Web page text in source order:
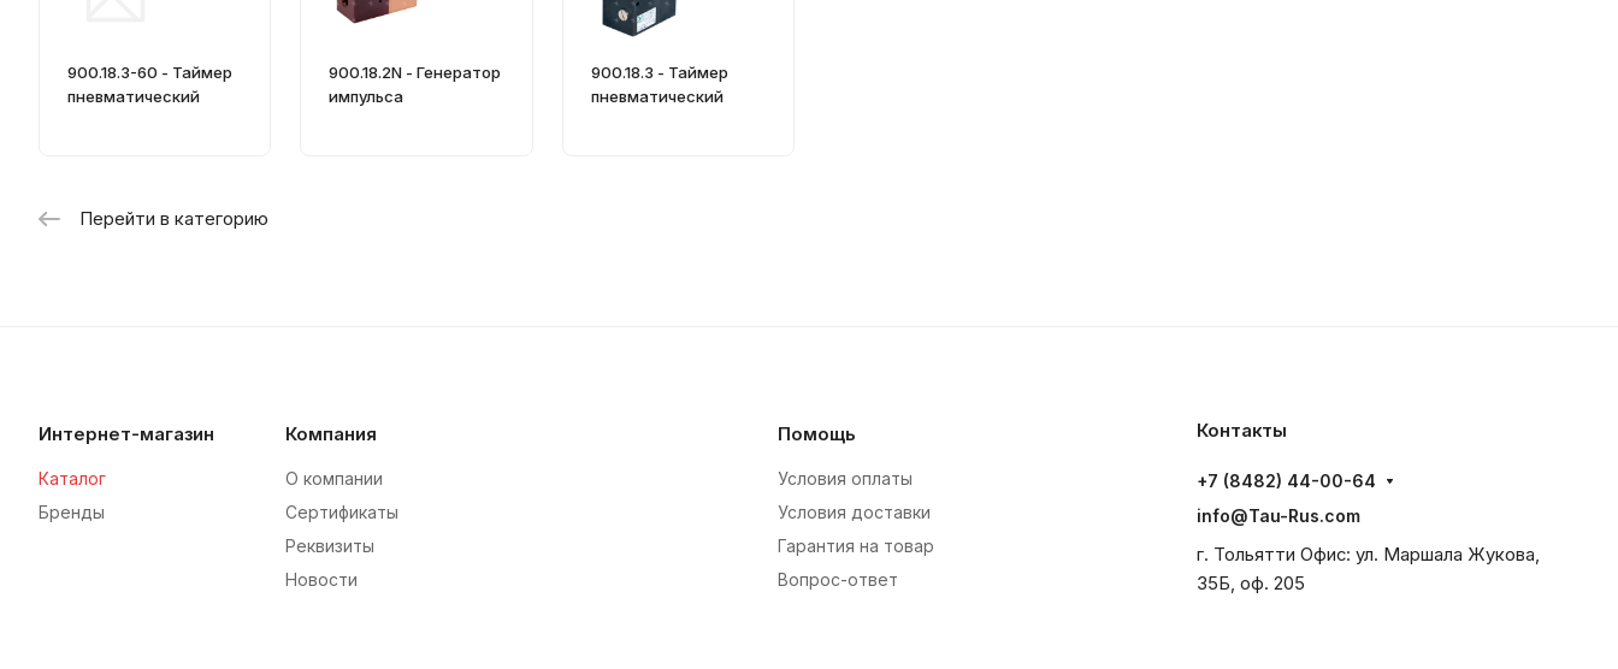
900.18.3-60 - Таймер
пневматический
900.18.2N - Генератор
импульса
900.18.3 - Таймер
пневматический
Перейти в категорию
Интернет-магазин
Каталог
Бренды
Компания
О компании
Сертификаты
Реквизиты
Новости
Помощь
Условия оплаты
Условия доставки
Гарантия на товар
Вопрос-ответ
Контакты
+7 (8482) 44-00-64
info@Tau-Rus.com
г. Тольятти Офис: ул. Маршала Жукова,
35Б, оф. 205